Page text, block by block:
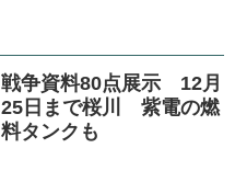
戦争資料80点展示 12月
25日まで桜川 紫電の燃
料タンクも